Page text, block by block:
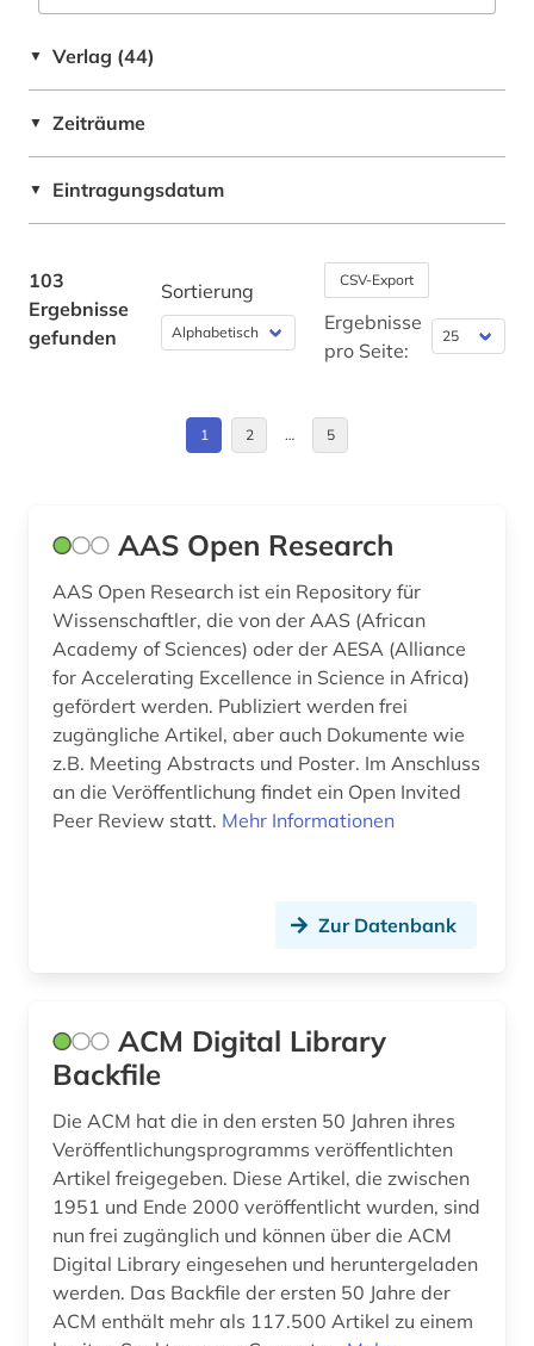
energieforschung (1)
eth zürich (1)
festkörperforschung (1)
forschung (1)
forschungsdaten (1)
forschungsdatenmanagement (1)
forschungsdatenrepositorium (1)
förderpreis für deutsche wissenschaftler im g.
w. leibniz-programm (1)
geisteswissenschaften (8)
geschützte topographien (1)
gesundheitswissenschaften (1)
glossar (1)
grenzflächen (1)
handbuch (1)
▼ Verlag (44)
▼ Zeiträume
▼ Eintragungsdatum
103
Ergebnisse
gefunden
Sortierung CSV-Export
Ergebnisse
pro Seite:
1 2 … 5
AAS Open Research
AAS Open Research ist ein Repository für
Wissenschaftler, die von der AAS (African
Academy of Sciences) oder der AESA (Alliance
for Accelerating Excellence in Science in Africa)
gefördert werden. Publiziert werden frei
zugängliche Artikel, aber auch Dokumente wie
z.B. Meeting Abstracts und Poster. Im Anschluss
an die Veröffentlichung findet ein Open Invited
Peer Review statt. Mehr Informationen
Zur Datenbank
ACM Digital Library
Backfile
Die ACM hat die in den ersten 50 Jahren ihres
Veröffentlichungsprogramms veröffentlichten
Artikel freigegeben. Diese Artikel, die zwischen
1951 und Ende 2000 veröffentlicht wurden, sind
nun frei zugänglich und können über die ACM
Digital Library eingesehen und heruntergeladen
werden. Das Backfile der ersten 50 Jahre der
ACM enthält mehr als 117.500 Artikel zu einem